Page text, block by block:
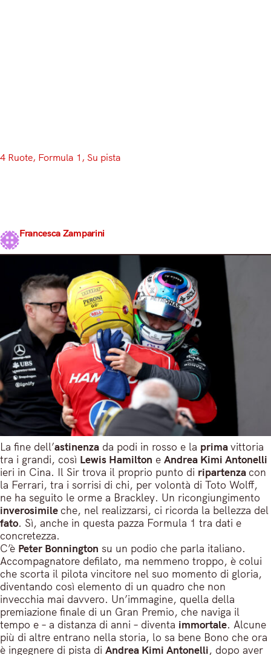
4 Ruote, Formula 1 , Su pista
Francesca Zamparini
La fine dell’astinenza da podi in rosso e la primavittoria
tra i grandi, così Lewis Hamilton e Andrea Kimi Antonelli
ieri in Cina. Il Sir trova il proprio punto di ripartenza con
la Ferrari, tra i sorrisi di chi, per volontà di Toto Wolff,
ne ha seguito le orme a Brackley. Un ricongiungimento
inverosimile che, nel realizzarsi, ci ricorda la bellezza del
fato. Sì, anche in questa pazza Formula 1 tra dati e
concretezza.
C’è Peter Bonnington su un podio che parla italiano.
Accompagnatore defilato, ma nemmeno troppo, è colui
che scorta il pilota vincitore nel suo momento di gloria,
diventando così elemento di un quadro che non
invecchia mai davvero. Un’immagine, quella della
premiazione finale di un Gran Premio, che naviga il
tempo e – a distanza di anni – diventa immortale. Alcune
più di altre entrano nella storia, lo sa bene Bono che ora
è ingegnere di pista di Andrea Kimi Antonelli, dopo aver